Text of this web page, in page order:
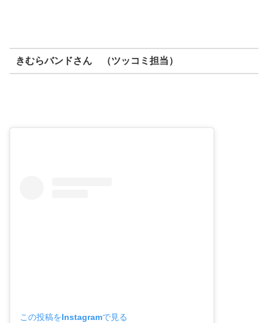
きむらバンドさん （ツッコミ担当）
この投稿をInstagramで見る